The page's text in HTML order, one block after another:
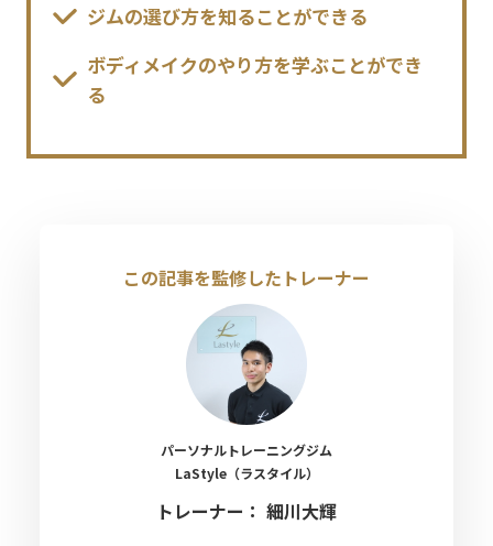
ジムの選び方を知ることができる
ボディメイクのやり方を学ぶことができ
る
この記事を監修したトレーナー
パーソナルトレーニングジム
LaStyle（ラスタイル）
トレーナー： 細川大輝